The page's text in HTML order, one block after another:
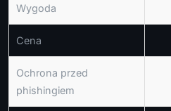
Wygoda
Cena
Ochrona przed
phishingiem